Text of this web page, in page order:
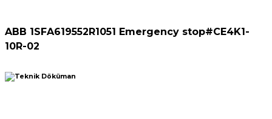
ABB 1SFA619552R1051 Emergency stop#CE4K1-
10R-02